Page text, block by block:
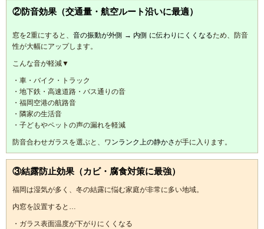
②防音効果（交通量・航空ルート沿いに最適）
窓を2重にすると、 音の振動が外側 → 内側 に伝わりにくくなるため、防音
性が大幅にアップします。
こんな音が軽減▼
・車・バイク・トラック
・地下鉄・高速道路・バス通りの音
・福岡空港の航路音
・隣家の生活音
・子どもやペットの声の漏れを軽減
防音合わせガラスを選ぶと、ワンランク上の静かさが手に入ります。
③結露防止効果（カビ・腐食対策に最強）
福岡は湿気が多く、冬の結露に悩む家庭が非常に多い地域。
内窓を設置すると…
・ガラス表面温度が下がりにくくなる